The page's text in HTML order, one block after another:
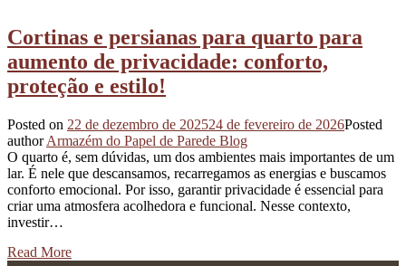
Cortinas e persianas para quarto para
aumento de privacidade: conforto,
proteção e estilo!
Posted on 22 de dezembro de 202524 de fevereiro de 2026Posted
author Armazém do Papel de Parede Blog
O quarto é, sem dúvidas, um dos ambientes mais importantes de um
lar. É nele que descansamos, recarregamos as energias e buscamos
conforto emocional. Por isso, garantir privacidade é essencial para
criar uma atmosfera acolhedora e funcional. Nesse contexto,
investir…
Read More